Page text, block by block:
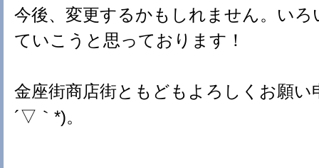
今後、変更するかもしれません。いろ
ていこうと思っております！
金座街商店街ともどもよろしくお願い
´▽｀*)。